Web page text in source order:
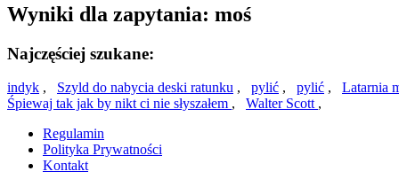
Wyniki dla zapytania: moś
Najczęściej szukane:
indyk , Szyld do nabycia deski ratunku , pylić , pylić , Latarnia
Śpiewaj tak jak by nikt ci nie słyszałem , Walter Scott ,
Regulamin
Polityka Prywatności
Kontakt